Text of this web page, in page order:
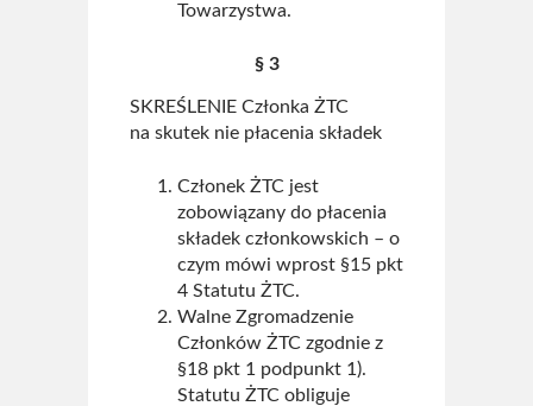
Towarzystwa.
§ 3
SKREŚLENIE Członka ŻTC
na skutek nie płacenia składek
Członek ŻTC jest
zobowiązany do płacenia
składek członkowskich – o
czym mówi wprost §15 pkt
4 Statutu ŻTC.
Walne Zgromadzenie
Członków ŻTC zgodnie z
§18 pkt 1 podpunkt 1).
Statutu ŻTC obliguje